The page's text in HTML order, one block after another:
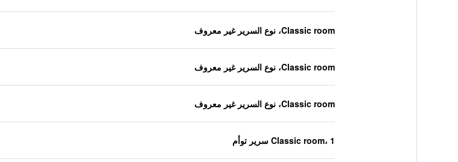
Classic room، نوع السرير غير معروف
Classic room، نوع السرير غير معروف
Classic room، نوع السرير غير معروف
Classic room، 1 سرير توأم